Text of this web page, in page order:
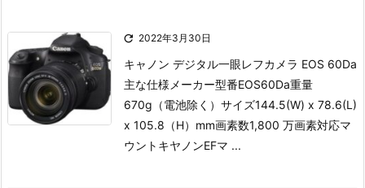
 2022年3月30日
キャノン デジタル一眼レフカメラ EOS 60Da
主な仕様 メーカー型番EOS60Da重量
670g（電池除く）サイズ144.5(W) x 78.6(L)
x 105.8（H）mm画素数1,800 万画素対応マ
ウントキヤノンEFマ ...